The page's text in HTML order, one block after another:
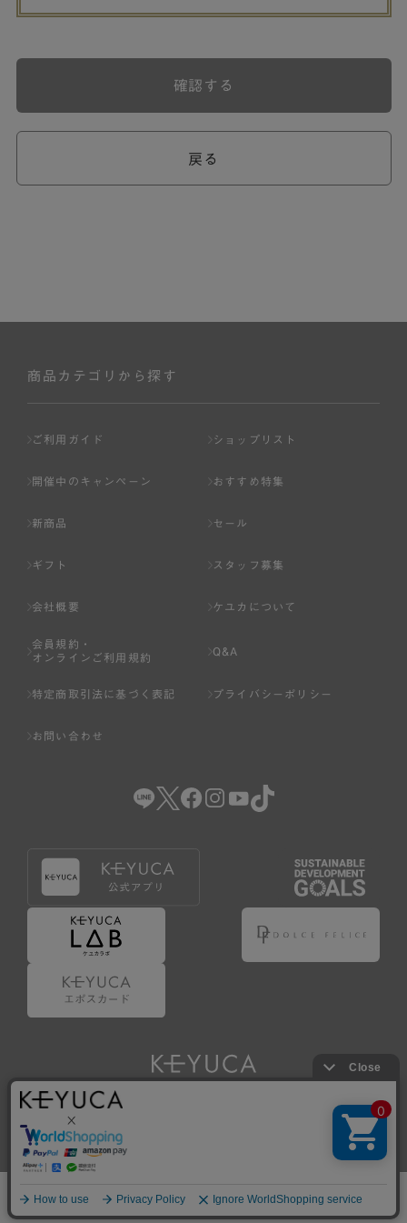
戻る
確認する
商品カテゴリから探す
ご利用ガイド ショップリスト
開催中のキャンペーン おすすめ特集
新商品 セール
ギフト スタッフ募集
会社概要 ケユカについて
会員規約・
オンラインご利用規約
Q&A
特定商取引法に基づく表記 プライバシーポリシー
お問い合わせ
Copyright © KAWAJUN Co., Ltd. All Rights Reserved.